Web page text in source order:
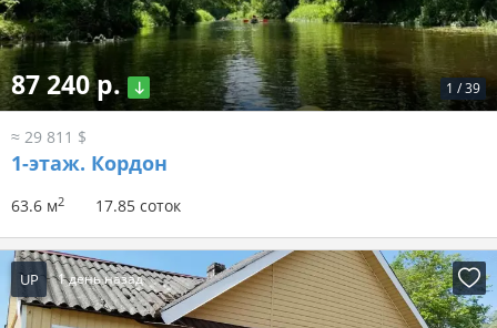
1 /39
87 240 р.
≈ 29 811 $
1-этаж. Кордон
63.6 м2 17.85 соток
UP 1 день назад